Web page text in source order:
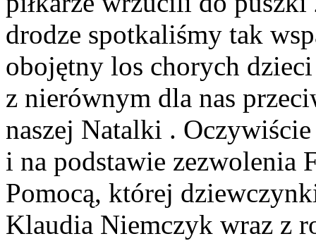
drodze spotkaliśmy tak
obojętny los chorych
z nierównym dla nas
naszej Natalki .
i na podstawie zezwolenia
Pomocą, której
Klaudia Niemczyk wraz z